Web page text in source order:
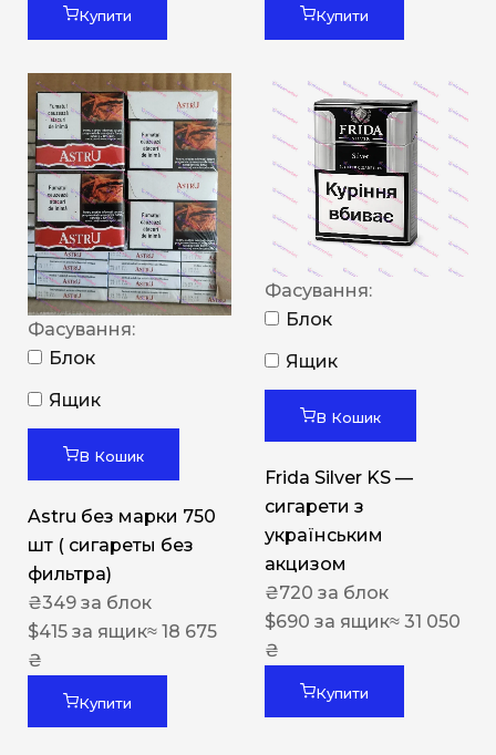
Купити Купити
Фасування:
Блок
Ящик
В Кошик
Astru без марки 750
шт ( сигареты без
фильтра)
₴349 за блок
$415 за ящик≈ 18 675
₴
Купити
Фасування:
Блок
Ящик
В Кошик
Frida Silver KS —
сигарети з
українським
акцизом
₴720 за блок
$690 за ящик≈ 31 050
₴
Купити